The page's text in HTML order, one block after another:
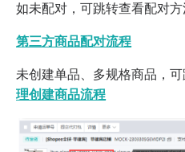
如未配对，可跳转查看配对方
第三方商品配对流程
未创建单品、多规格商品，可
理创建商品流程